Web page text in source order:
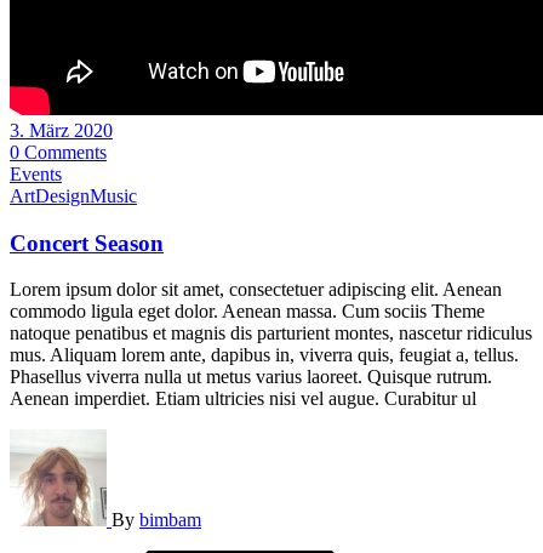
3. März 2020
0 Comments
Events
ArtDesignMusic
Concert Season
Lorem ipsum dolor sit amet, consectetuer adipiscing elit. Aenean
commodo ligula eget dolor. Aenean massa. Cum sociis Theme
natoque penatibus et magnis dis parturient montes, nascetur ridiculus
mus. Aliquam lorem ante, dapibus in, viverra quis, feugiat a, tellus.
Phasellus viverra nulla ut metus varius laoreet. Quisque rutrum.
Aenean imperdiet. Etiam ultricies nisi vel augue. Curabitur ul
By bimbam